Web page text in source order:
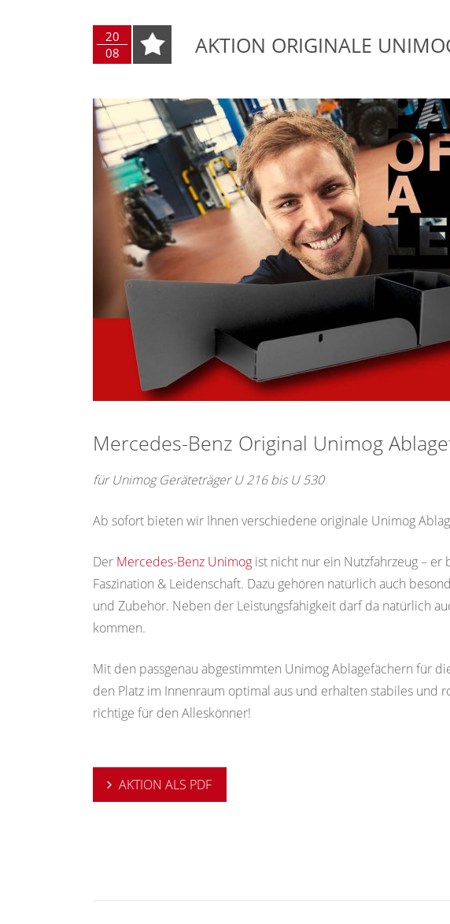
20
08
AKTION ORIGINALE
Mercedes-Benz Original Unimog
für Unimog Geräteträger U 216 bis U 530
Ab sofort bieten wir Ihnen verschiedene originale Unimog
Der Mercedes-Benz Unimog ist nicht nur ein Nutzfahrzeug – er
Faszination & Leidenschaft. Dazu gehören natürlich auch
und Zubehör. Neben der Leistungsfähigkeit darf da natürlich
kommen.
Mit den passgenau abgestimmten Unimog Ablagefächern für
den Platz im Innenraum optimal aus und erhalten stabiles und
richtige für den Alleskönner!
AKTION ALS PDF